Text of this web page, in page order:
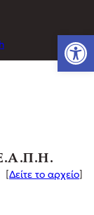
[Δείτε το αρχείο]